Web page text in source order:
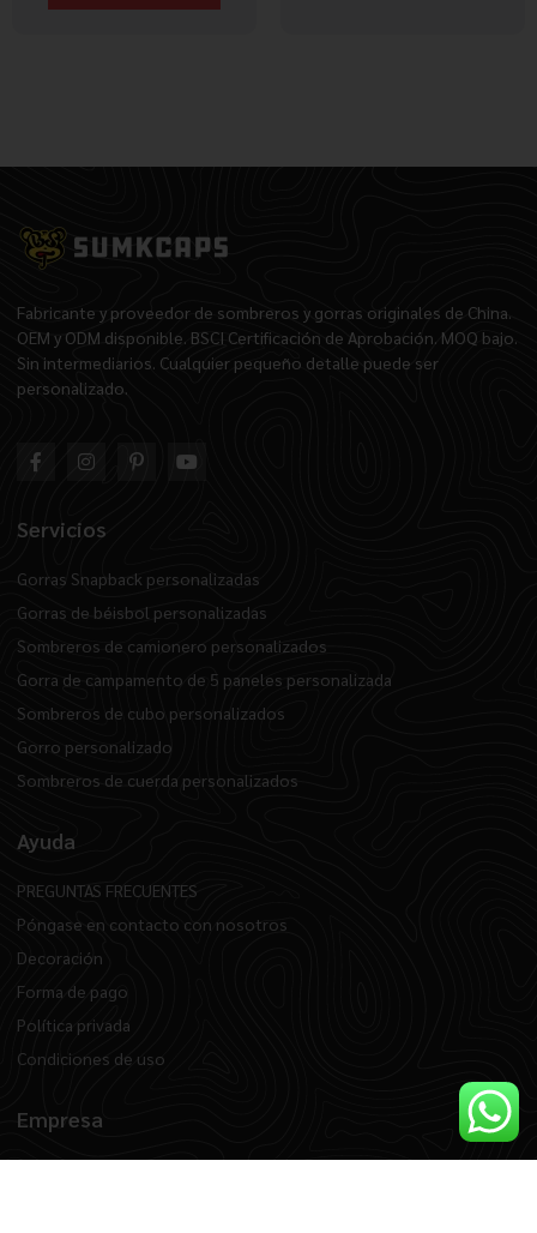
Fabricante y proveedor de sombreros y gorras originales de China.
OEM y ODM disponible. BSCI Certificación de Aprobación. MOQ bajo.
Sin intermediarios. Cualquier pequeño detalle puede ser
personalizado.
Servicios
Gorras Snapback personalizadas
Gorras de béisbol personalizadas
Sombreros de camionero personalizados
Gorra de campamento de 5 paneles personalizada
Sombreros de cubo personalizados
Gorro personalizado
Sombreros de cuerda personalizados
Ayuda
PREGUNTAS FRECUENTES
Póngase en contacto con nosotros
Decoración
Forma de pago
Política privada
Condiciones de uso
Empresa